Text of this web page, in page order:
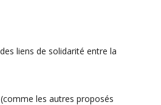
liens de solidarité entre la
les autres proposés